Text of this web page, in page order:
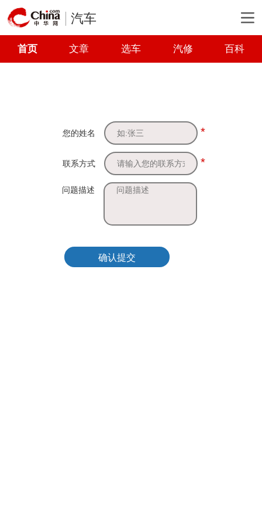
汽车
首页 文章 选车 汽修 百科
您的姓名 *
联系方式 *
问题描述
确认提交